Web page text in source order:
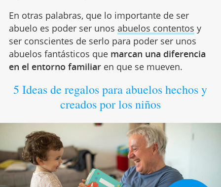
En otras palabras, que lo importante de ser
abuelo es poder ser unos abuelos contentos y
ser conscientes de serlo para poder ser unos
abuelos fantásticos que marcan una diferencia
en el entorno familiaren que se mueven.
5 Ideas de regalos para abuelos hechos y
creados por los niños